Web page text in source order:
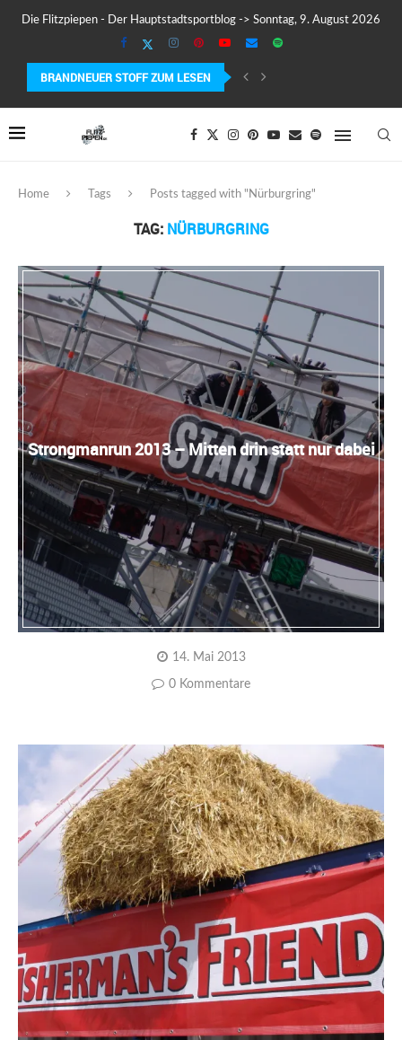
Die Flitzpiepen - Der Hauptstadtsportblog -> Sonntag, 9. August 2026
BRANDNEUER STOFF ZUM LESEN
COROS PACE 4 IM TEST – LEICHT, SCHNELL...
Home Tags Posts tagged with "Nürburgring"
TAG: NÜRBURGRING
Strongmanrun 2013 – Mitten drin statt nur dabei
14. Mai 2013
0 Kommentare